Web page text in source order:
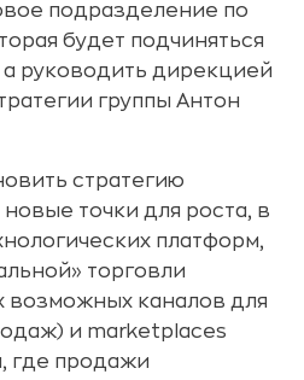
подразделение по
будет подчиняться
руководить дирекцией
группы Антон
стратегию
точки для роста, в
платформ,
торговли
возможных каналов для
и marketplaces
где продажи